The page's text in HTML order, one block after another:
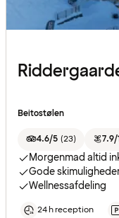
Beitostølen
4.6/5 (23) 7.9/
Morgenmad altid
Gode
Wellnessafdeling
24 h reception